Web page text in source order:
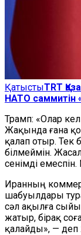
ҚатыстыTRT
НАТО саммитін
Трамп: «Олар
Жақында ғана
қалап отыр. Тек
білмеймін.
сенімді
Иранның
шабуылдары
сәл ақылға
жатыр, бірақ
қалайды», — деп